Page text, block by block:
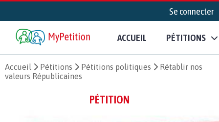
Se connecter
ACCUEIL PÉTITIONS
Accueil Pétitions Pétitions politiques
Rétablir nos
valeurs Républicaines
PÉTITION